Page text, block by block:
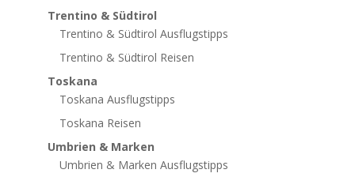
Trentino & Südtirol
Trentino & Südtirol Ausflugstipps
Trentino & Südtirol Reisen
Toskana
Toskana Ausflugstipps
Toskana Reisen
Umbrien & Marken
Umbrien & Marken Ausflugstipps